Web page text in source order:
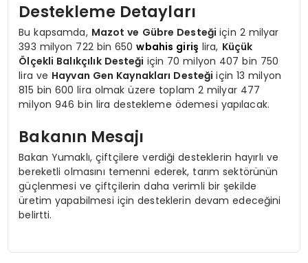
Destekleme Detayları
Bu kapsamda, Mazot ve Gübre Desteğiiçin 2 milyar
393 milyon 722 bin 650wbahis giriş lira, Küçük
Ölçekli Balıkçılık Desteği için 70 milyon 407 bin 750
lira ve Hayvan Gen Kaynakları Desteğiiçin 13 milyon
815 bin 600 lira olmak üzere toplam 2 milyar 477
milyon 946 bin lira destekleme ödemesi yapılacak.
Bakanın Mesajı
Bakan Yumaklı, çiftçilere verdiği desteklerin hayırlı ve
bereketli olmasını temenni ederek, tarım sektörünün
güçlenmesi ve çiftçilerin daha verimli bir şekilde
üretim yapabilmesi için desteklerin devam edeceğini
belirtti.